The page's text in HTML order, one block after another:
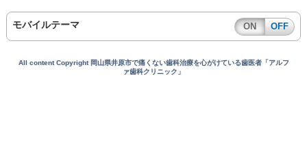
モバイルテーマ ON OFF
All content Copyright 岡山県井原市で痛くない歯科治療を心がけている歯医者「アルフ
ァ歯科クリニック」